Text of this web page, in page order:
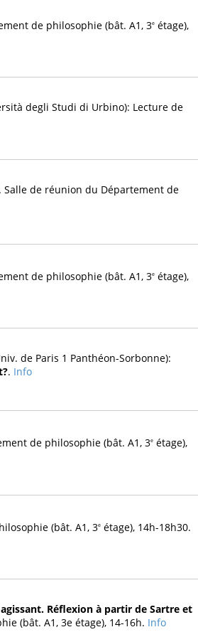
de philosophie (bât. A1, 3e étage),
degli Studi di Urbino): Lecture de
Salle de réunion du Département de
de philosophie (bât. A1, 3e étage),
de Paris 1 Panthéon-Sorbonne):
. Info
de philosophie (bât. A1, 3e étage),
(bât. A1, 3e étage), 14h-18h30.
Réflexion à partir de Sartre et
(bât. A1, 3e étage), 14-16h. Info